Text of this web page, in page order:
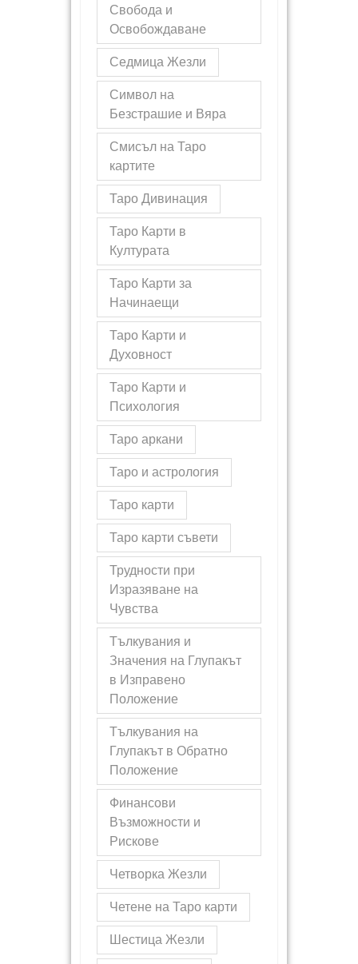
Свобода и
Освобождаване
Седмица Жезли
Символ на
Безстрашие и Вяра
Смисъл на Таро
картите
Таро Дивинация
Таро Карти в
Културата
Таро Карти за
Начинаещи
Таро Карти и
Духовност
Таро Карти и
Психология
Таро аркани
Таро и астрология
Таро карти
Таро карти съвети
Трудности при
Изразяване на
Чувства
Тълкувания и
Значения на Глупакът
в Изправено
Положение
Тълкувания на
Глупакът в Обратно
Положение
Финансови
Възможности и
Рискове
Четворка Жезли
Четене на Таро карти
Шестица Жезли